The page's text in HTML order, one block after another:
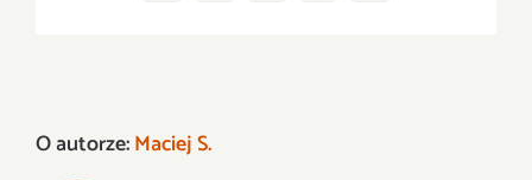
O autorze:Maciej S.